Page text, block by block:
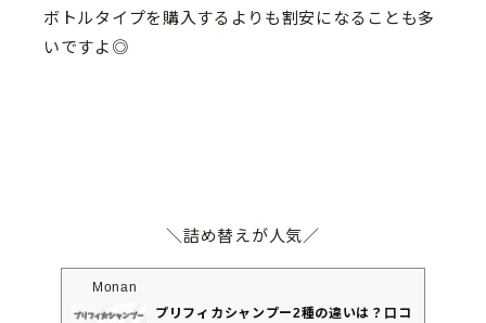
ボトルタイプを購入するよりも割安になることも多
いですよ◎
＼詰め替えが人気／
Monan
プリフィカシャンプー2種の違いは？口コ